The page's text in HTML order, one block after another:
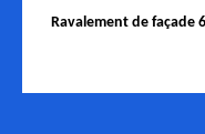
Ravalement de façade